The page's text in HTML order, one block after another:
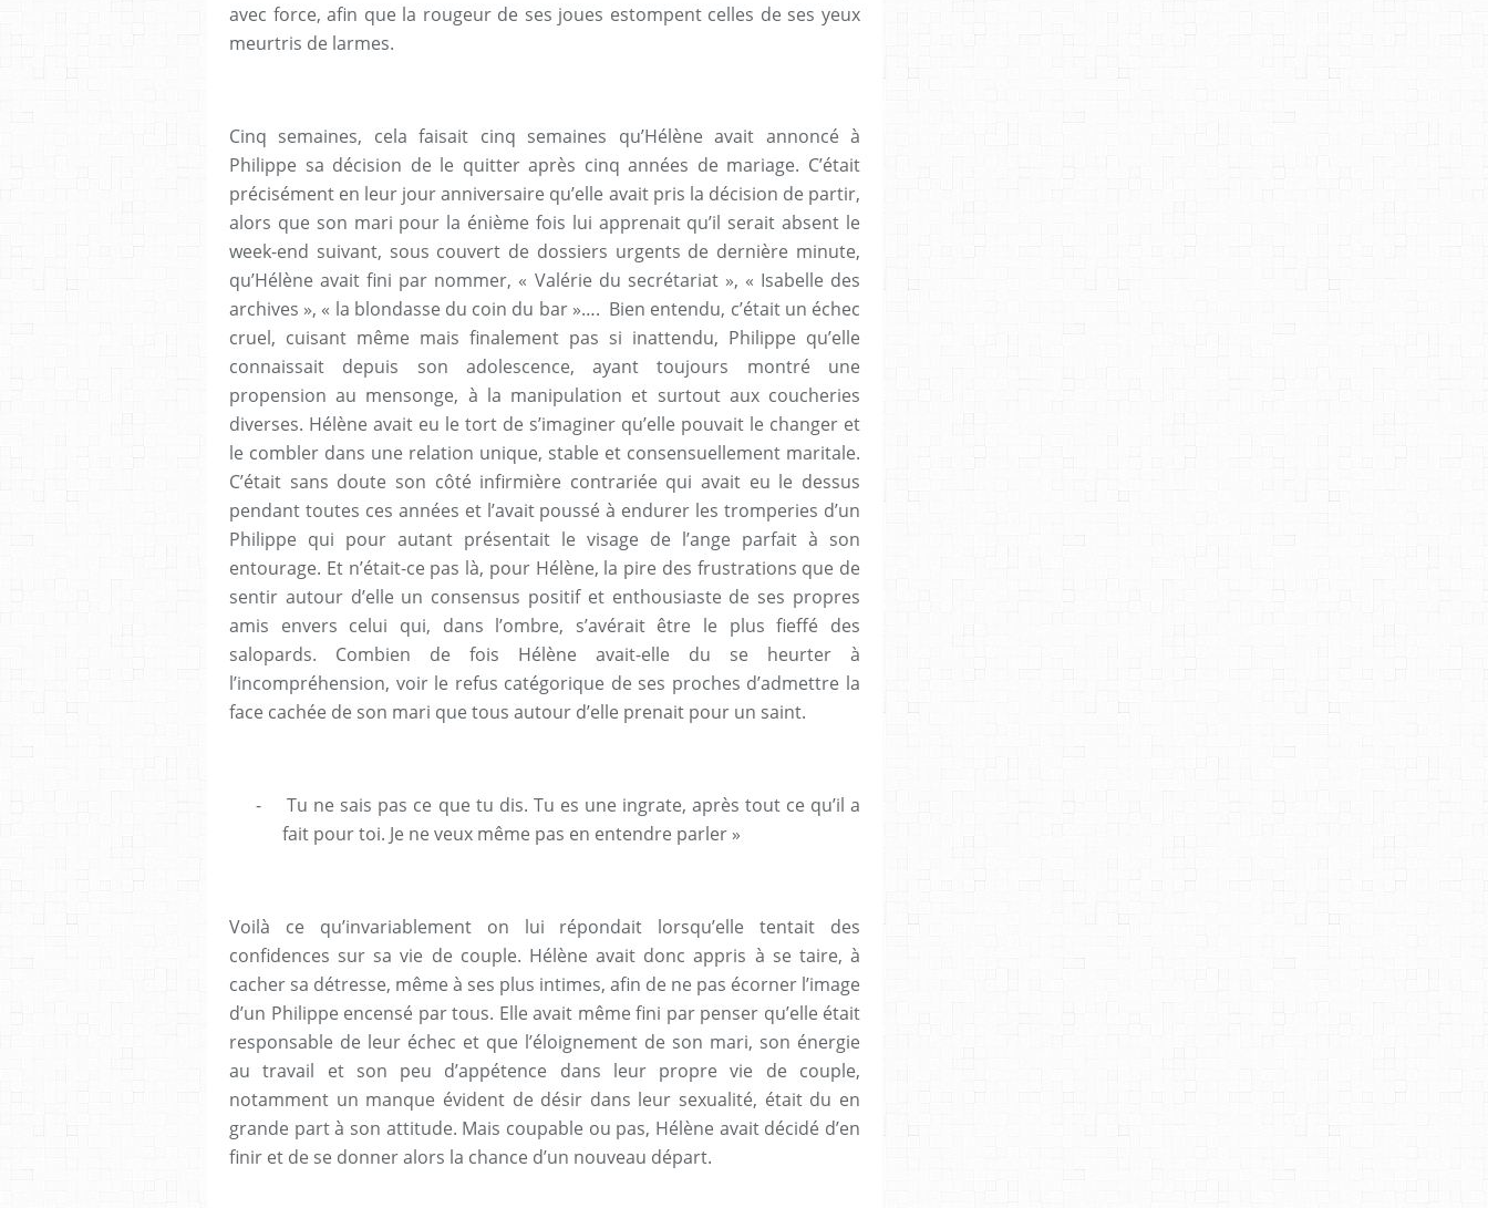
avec force, afin que la rougeur de ses joues estompent celles de ses yeux
meurtris de larmes.
Cinq semaines, cela faisait cinq semaines qu’Hélène avait annoncé à
Philippe sa décision de le quitter après cinq années de mariage. C’était
précisément en leur jour anniversaire qu’elle avait pris la décision de partir,
alors que son mari pour la énième fois lui apprenait qu’il serait absent le
week-end suivant, sous couvert de dossiers urgents de dernière minute,
qu’Hélène avait fini par nommer, « Valérie du secrétariat », « Isabelle des
archives », « la blondasse du coin du bar »…. Bien entendu, c’était un échec
cruel, cuisant même mais finalement pas si inattendu, Philippe qu’elle
connaissait depuis son adolescence, ayant toujours montré une
propension au mensonge, à la manipulation et surtout aux coucheries
diverses. Hélène avait eu le tort de s’imaginer qu’elle pouvait le changer et
le combler dans une relation unique, stable et consensuellement maritale.
C’était sans doute son côté infirmière contrariée qui avait eu le dessus
pendant toutes ces années et l’avait poussé à endurer les tromperies d’un
Philippe qui pour autant présentait le visage de l’ange parfait à son
entourage. Et n’était-ce pas là, pour Hélène, la pire des frustrations que de
sentir autour d’elle un consensus positif et enthousiaste de ses propres
amis envers celui qui, dans l’ombre, s’avérait être le plus fieffé des
salopards. Combien de fois Hélène avait-elle du se heurter à
l’incompréhension, voir le refus catégorique de ses proches d’admettre la
face cachée de son mari que tous autour d’elle prenait pour un saint.
-
Tu ne sais pas ce que tu dis. Tu es une ingrate, après tout ce qu’il a
fait pour toi. Je ne veux même pas en entendre parler »
Voilà ce qu’invariablement on lui répondait lorsqu’elle tentait des
confidences sur sa vie de couple. Hélène avait donc appris à se taire, à
cacher sa détresse, même à ses plus intimes, afin de ne pas écorner l’image
d’un Philippe encensé par tous. Elle avait même fini par penser qu’elle était
responsable de leur échec et que l’éloignement de son mari, son énergie
au travail et son peu d’appétence dans leur propre vie de couple,
notamment un manque évident de désir dans leur sexualité, était du en
grande part à son attitude. Mais coupable ou pas, Hélène avait décidé d’en
finir et de se donner alors la chance d’un nouveau départ.